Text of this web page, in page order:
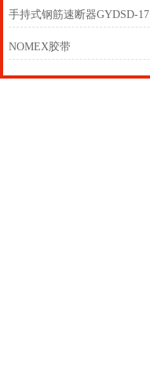
手持式钢筋速断器GYDSD-17
NOMEX胶带